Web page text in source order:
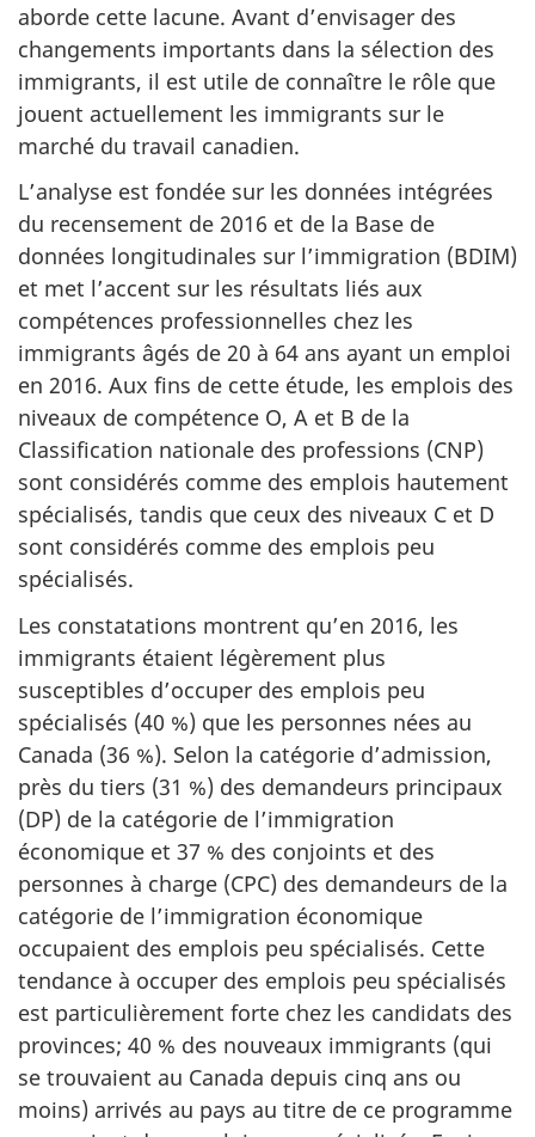
aborde cette lacune. Avant d’envisager des
changements importants dans la sélection des
immigrants, il est utile de connaître le rôle que
jouent actuellement les immigrants sur le
marché du travail canadien.
L’analyse est fondée sur les données intégrées
du recensement de 2016 et de la Base de
données longitudinales sur l’immigration (BDIM)
et met l’accent sur les résultats liés aux
compétences professionnelles chez les
immigrants âgés de 20 à 64 ans ayant un emploi
en 2016. Aux fins de cette étude, les emplois des
niveaux de compétence O, A et B de la
Classification nationale des professions (CNP)
sont considérés comme des emplois hautement
spécialisés, tandis que ceux des niveaux C et D
sont considérés comme des emplois peu
spécialisés.
Les constatations montrent qu’en 2016, les
immigrants étaient légèrement plus
susceptibles d’occuper des emplois peu
spécialisés (40 %) que les personnes nées au
Canada (36 %). Selon la catégorie d’admission,
près du tiers (31 %) des demandeurs principaux
(DP) de la catégorie de l’immigration
économique et 37 % des conjoints et des
personnes à charge (CPC) des demandeurs de la
catégorie de l’immigration économique
occupaient des emplois peu spécialisés. Cette
tendance à occuper des emplois peu spécialisés
est particulièrement forte chez les candidats des
provinces; 40 % des nouveaux immigrants (qui
se trouvaient au Canada depuis cinq ans ou
moins) arrivés au pays au titre de ce programme